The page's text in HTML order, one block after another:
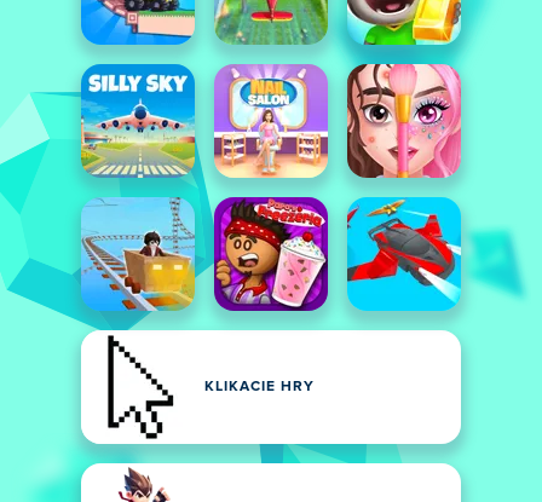
KLIKACIE HRY